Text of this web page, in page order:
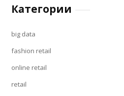
Категории
big data
fashion retail
online retail
retail